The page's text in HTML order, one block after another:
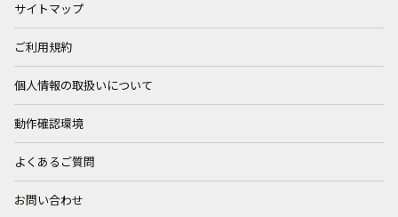
サイトマップ
ご利用規約
個人情報の取扱いについて
動作確認環境
よくあるご質問
お問い合わせ